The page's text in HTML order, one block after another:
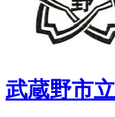
武蔵野市